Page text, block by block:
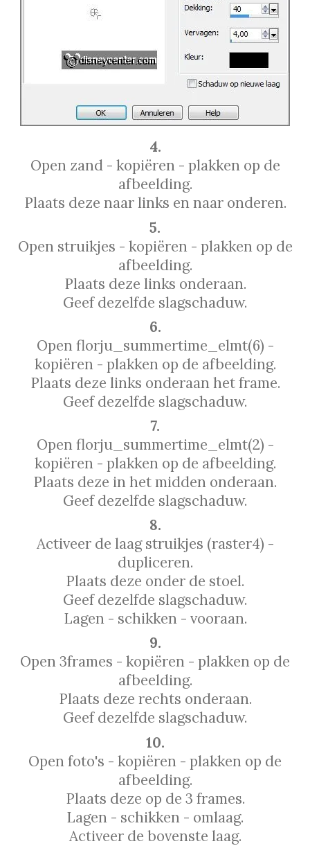
4.
Open zand - kopiëren - plakken op de
afbeelding.
Plaats deze naar links en naar onderen.
5.
Open struikjes - kopiëren - plakken op de
afbeelding.
Plaats deze links onderaan.
Geef dezelfde slagschaduw.
6.
Open florju_summertime_elmt(6) -
kopiëren - plakken op de afbeelding.
Plaats deze links onderaan het frame.
Geef dezelfde slagschaduw.
7.
Open florju_summertime_elmt(2) -
kopiëren - plakken op de afbeelding.
Plaats deze in het midden onderaan.
Geef dezelfde slagschaduw.
8.
Activeer de laag struikjes (raster4) -
dupliceren.
Plaats deze onder de stoel.
Geef dezelfde slagschaduw.
Lagen - schikken - vooraan.
9.
Open 3frames - kopiëren - plakken op de
afbeelding.
Plaats deze rechts onderaan.
Geef dezelfde slagschaduw.
10.
Open foto's - kopiëren - plakken op de
afbeelding.
Plaats deze op de 3 frames.
Lagen - schikken - omlaag.
Activeer de bovenste laag.